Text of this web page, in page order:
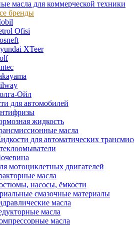
масла для коммерческой техники
бренды
Ofisi
XTeer
Ойл
для автомобилей
жидкость
масла
для автоматических
мотоциклетных двигателей
масла
насосы, ёмкости
смазочные материалы
масла
масла
масла